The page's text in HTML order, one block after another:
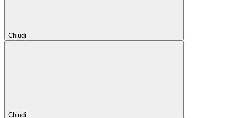
Chiudi
Chiudi